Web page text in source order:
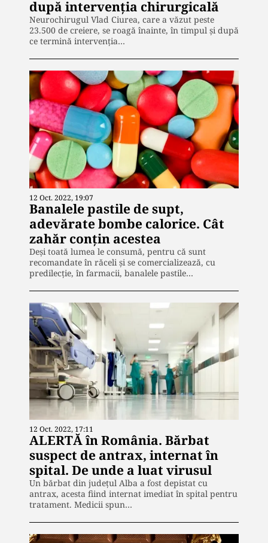
după intervenția chirurgicală
Neurochirugul Vlad Ciurea, care a văzut peste
23.500 de creiere, se roagă înainte, în timpul și după
ce termină intervenția…
12 Oct. 2022, 19:07
Banalele pastile de supt,
adevărate bombe calorice. Cât
zahăr conțin acestea
Deși toată lumea le consumă, pentru că sunt
recomandate în răceli și se comercializează, cu
predilecție, în farmacii, banalele pastile…
12 Oct. 2022, 17:11
ALERTĂ în România. Bărbat
suspect de antrax, internat în
spital. De unde a luat virusul
Un bărbat din județul Alba a fost depistat cu
antrax, acesta fiind internat imediat în spital pentru
tratament. Medicii spun…